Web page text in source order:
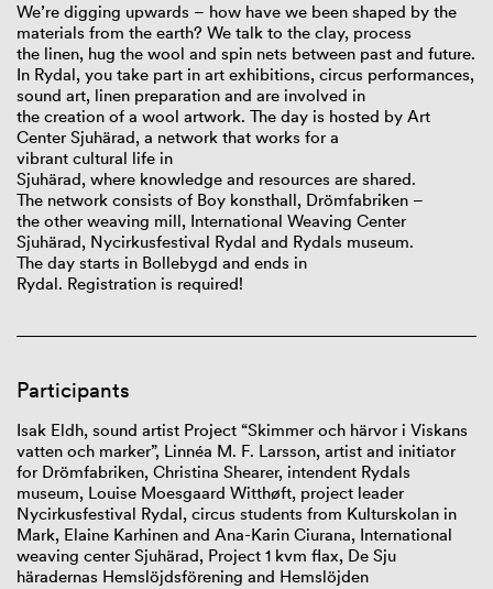
We’re digging upwards – how have we been shaped by the
materials from the earth? We talk to the clay, process
the linen, hug the wool and spin nets between past and future.
In Rydal, you take part in art exhibitions, circus performances,
sound art, linen preparation and are involved in
the creation of a wool artwork. The day is hosted by Art
Center Sjuhärad, a network that works for a
vibrant cultural life in
Sjuhärad, where knowledge and resources are shared.
The network consists of Boy konsthall, Drömfabriken –
the other weaving mill, International Weaving Center
Sjuhärad, Nycirkusfestival Rydal and Rydals museum.
The day starts in Bollebygd and ends in
Rydal. Registration is required!
Participants
Isak Eldh, sound artist Project “Skimmer och härvor i Viskans
vatten och marker”, Linnéa M. F. Larsson, artist and initiator
for Drömfabriken, Christina Shearer, intendent Rydals
museum, Louise Moesgaard Witthøft, project leader
Nycirkusfestival Rydal, circus students from Kulturskolan in
Mark, Elaine Karhinen and Ana-Karin Ciurana, International
weaving center Sjuhärad, Project 1 kvm flax, De Sju
häradernas Hemslöjdsförening and Hemslöjden